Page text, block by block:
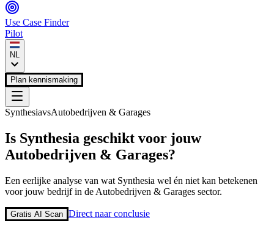
Use Case Finder
Pilot
NL
Plan kennismaking
SynthesiavsAutobedrijven & Garages
Is Synthesia geschikt voor jouw
Autobedrijven & Garages?
Een eerlijke analyse van wat Synthesia wel én niet kan betekenen
voor jouw bedrijf in de Autobedrijven & Garages sector.
Gratis AI Scan Direct naar conclusie